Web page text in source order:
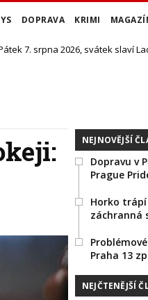
DOPRAVA KRIMI
7. srpna 2026, svátek slaví
NEJNOVĚJŠÍ
Dopravu v
Prague
Horko
záchranná
Praha 13
NEJČTENĚJŠÍ